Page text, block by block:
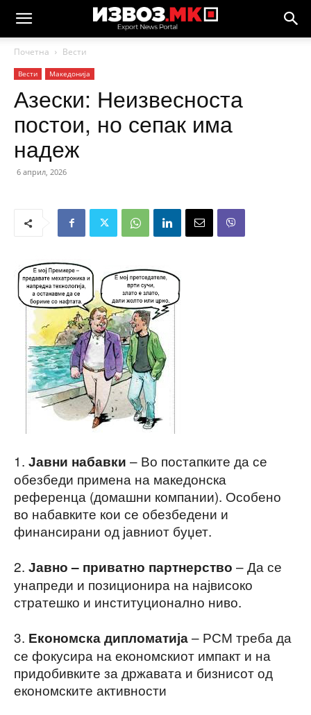
Почетна Вести
Вести Македонија
Азески: Неизвесноста
постои, но сепак има
надеж
6 април, 2026
1. Јавни набавки – Во постапките да се
обезбеди примена на македонска
референца (домашни компании). Особено
во набавките кои се обезбедени и
финансирани од јавниот буџет.
2. Јавно – приватно партнерство – Да се
унапреди и позиционира на највисоко
стратешко и институционално ниво.
3. Економска дипломатија– РСМ треба да
се фокусира на економскиот импакт и на
придобивките за државата и бизнисот од
економските активности